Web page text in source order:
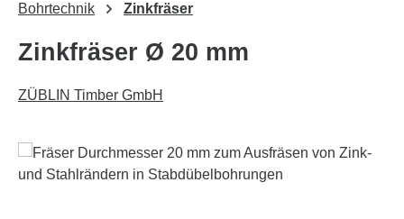
Bohrtechnik Zinkfräser
Zinkfräser Ø 20 mm
ZÜBLIN Timber GmbH
Bildergalerie überspringen